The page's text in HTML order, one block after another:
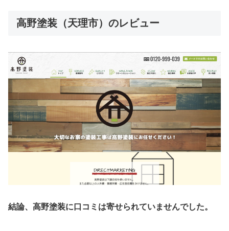
高野塗装（天理市）のレビュー
結論、高野塗装に口コミは寄せられていませんでした。